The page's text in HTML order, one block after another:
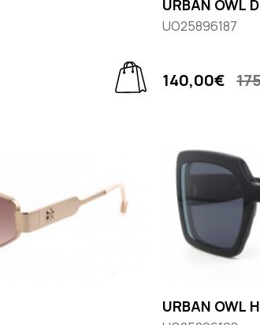
URBAN OWL
UO25896187
140,00€
URBAN OWL